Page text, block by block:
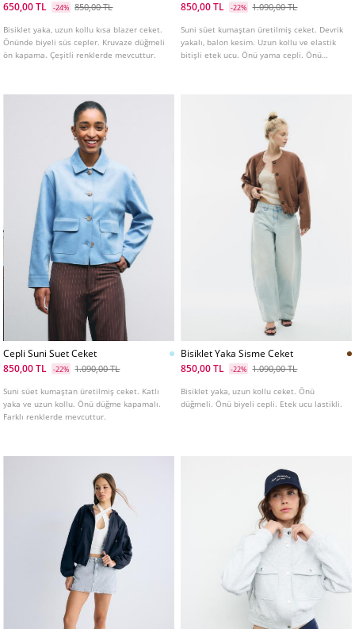
650,00 TL
-24% 850,00 TL
Bisiklet yaka, uzun kollu kısa blazer ceket.
Önünde biyeli süs cepler. Kruvaze düğmeli
ön kapama. Çeşitli renklerde mevcuttur.
850,00 TL
-22% 1.090,00 TL
Suni süet kumaştan üretilmiş ceket. Devrik
yakalı, balon kesim. Uzun kollu ve elastik
bitişli etek ucu. Önü yama cepli. Önü
Cepli Suni Suet Ceket
850,00 TL
-22% 1.090,00 TL
Suni süet kumaştan üretilmiş ceket. Katlı
yaka ve uzun kollu. Önü düğme kapamalı.
Farklı renklerde mevcuttur.
Bisiklet Yaka Sisme Ceket
850,00 TL
-22% 1.090,00 TL
Bisiklet yaka, uzun kollu ceket. Önü
düğmeli. Önü biyeli cepli. Etek ucu lastikli.